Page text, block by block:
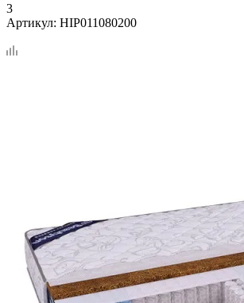
3
Артикул: HIP011080200